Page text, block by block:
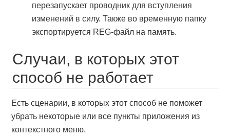
перезапускает проводник для вступления
изменений в силу. Также во временную папку
экспортируется REG-файл на память.
Случаи, в которых этот
способ не работает
Есть сценарии, в которых этот способ не поможет
убрать некоторые или все пункты приложения из
контекстного меню.